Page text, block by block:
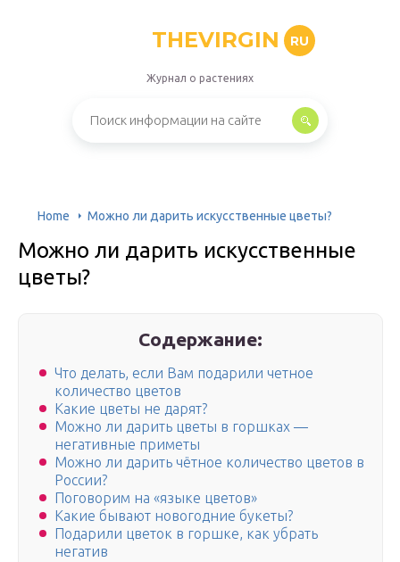
THEVIRGIN RU
Журнал о растениях
Home Можно ли дарить искусственные цветы?
Можно ли дарить искусственные
цветы?
Содержание:
Что делать, если Вам подарили четное
количество цветов
Какие цветы не дарят?
Можно ли дарить цветы в горшках —
негативные приметы
Можно ли дарить чётное количество цветов в
России?
Поговорим на «языке цветов»
Какие бывают новогодние букеты?
Подарили цветок в горшке, как убрать
негатив